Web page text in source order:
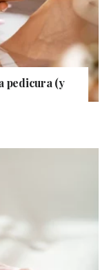
pedicura (y